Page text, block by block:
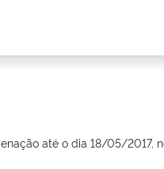
até o dia 18/05/2017,